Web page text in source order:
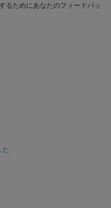
るためにあなたのフィードバッ
た